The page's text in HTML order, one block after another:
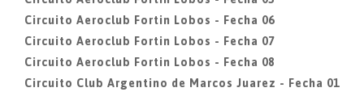
Circuito Aeroclub Fortin Lobos - Fecha 06
Circuito Aeroclub Fortin Lobos - Fecha 07
Circuito Aeroclub Fortin Lobos - Fecha 08
Circuito Club Argentino de Marcos Juarez - Fecha 01